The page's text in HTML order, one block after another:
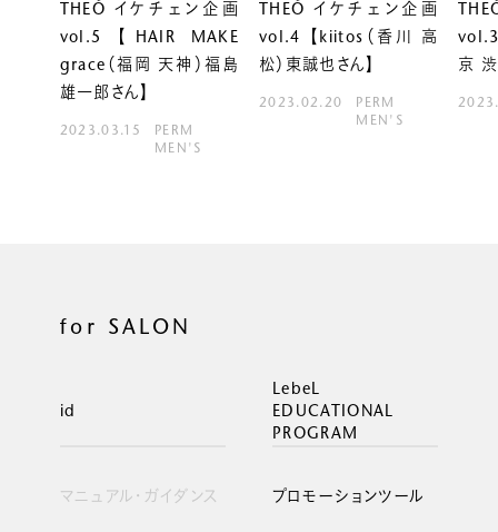
THEÓ イケチェン企画
vol.5 【HAIR MAKE
grace（福岡 天神）福島
雄一郎さん】
2023.03.15
PERM
MEN'S
THEÓ イケチェン企画
vol.4 【kiitos（香川 高
松）東誠也さん】
2023.02.20
PERM
MEN'S
vol.3
京 渋
for SALON
id
LebeL
EDUCATIONAL
PROGRAM
マニュアル・ガイダンス プロモーションツール